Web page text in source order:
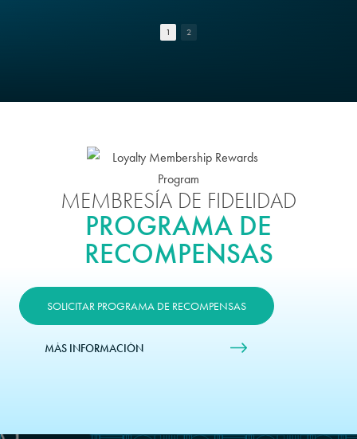
1 2
MEMBRESÍA DE FIDELIDAD
PROGRAMA DE
RECOMPENSAS
SOLICITAR PROGRAMA DE RECOMPENSAS
MÁS INFORMACIÓN